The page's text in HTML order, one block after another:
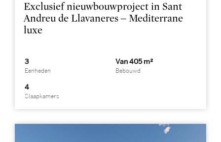
Exclusief nieuwbouwproject in Sant
Andreu de Llavaneres – Mediterrane
luxe
3
Eenheden
Van 405 m²
Bebouwd
4
Slaapkamers